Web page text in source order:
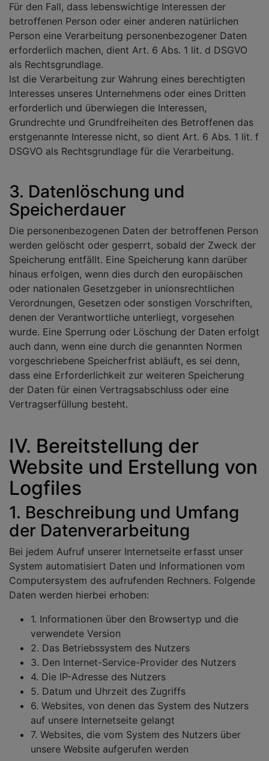
Für den Fall, dass lebenswichtige Interessen der
betroffenen Person oder einer anderen natürlichen
Person eine Verarbeitung personenbezogener Daten
erforderlich machen, dient Art. 6 Abs. 1 lit. d DSGVO
als Rechtsgrundlage.
Ist die Verarbeitung zur Wahrung eines berechtigten
Interesses unseres Unternehmens oder eines Dritten
erforderlich und überwiegen die Interessen,
Grundrechte und Grundfreiheiten des Betroffenen das
erstgenannte Interesse nicht, so dient Art. 6 Abs. 1 lit. f
DSGVO als Rechtsgrundlage für die Verarbeitung.
3. Datenlöschung und
Speicherdauer
Die personenbezogenen Daten der betroffenen Person
werden gelöscht oder gesperrt, sobald der Zweck der
Speicherung entfällt. Eine Speicherung kann darüber
hinaus erfolgen, wenn dies durch den europäischen
oder nationalen Gesetzgeber in unionsrechtlichen
Verordnungen, Gesetzen oder sonstigen Vorschriften,
denen der Verantwortliche unterliegt, vorgesehen
wurde. Eine Sperrung oder Löschung der Daten erfolgt
auch dann, wenn eine durch die genannten Normen
vorgeschriebene Speicherfrist abläuft, es sei denn,
dass eine Erforderlichkeit zur weiteren Speicherung
der Daten für einen Vertragsabschluss oder eine
Vertragserfüllung besteht.
IV. Bereitstellung der
Website und Erstellung von
Logfiles
1. Beschreibung und Umfang
der Datenverarbeitung
Bei jedem Aufruf unserer Internetseite erfasst unser
System automatisiert Daten und Informationen vom
Computersystem des aufrufenden Rechners. Folgende
Daten werden hierbei erhoben:
1. Informationen über den Browsertyp und die
verwendete Version
2. Das Betriebssystem des Nutzers
3. Den Internet-Service-Provider des Nutzers
4. Die IP-Adresse des Nutzers
5. Datum und Uhrzeit des Zugriffs
6. Websites, von denen das System des Nutzers
auf unsere Internetseite gelangt
7. Websites, die vom System des Nutzers über
unsere Website aufgerufen werden